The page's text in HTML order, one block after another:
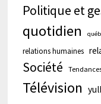
Politique et
quotidien
relations humaines
Société
Télévision